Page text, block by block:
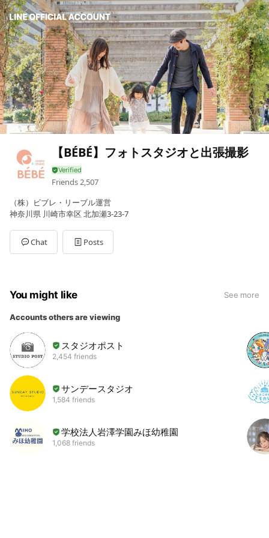
【BÉBÉ】フォトスタジオと出張撮影
Friends2,507
（株）ビブレ・リーブル運営
神奈川県 川崎市幸区 北加瀬3-23-7
Chat Posts
You might like See more
Accounts others are viewing
スタジオポスト
2,454 friends
サンデースタジオ
1,584 friends
学校法人岩澤学園みほ幼稚園
1,068 friends